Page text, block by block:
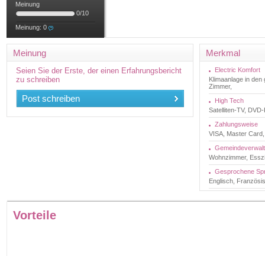
Meinung
0/10
Meinung: 0
Merkmal
Electric Komfort
Klimaanlage in
Zimmer,
High Tech
Satelliten-TV,
Zahlungsweise
VISA, Master
Wohnzimmer,
Gesprochene
Englisch,
Meinung
Seien Sie der Erste, der einen Erfahrungsbericht
zu schreiben
Post schreiben
Vorteile